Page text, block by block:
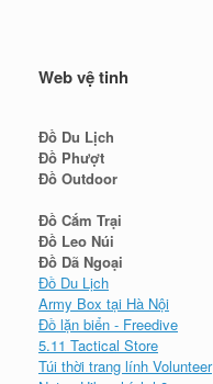
Web vệ tinh
Đồ Du Lịch
Đồ Phượt
Đồ Outdoor
Đồ Cắm Trại
Đồ Leo Núi
Đồ Dã Ngoại
Đồ Du Lịch
Army Box tại Hà Nội
Đồ lặn biển - Freedive
5.11 Tactical Store
Túi thời trang lính Volunteer